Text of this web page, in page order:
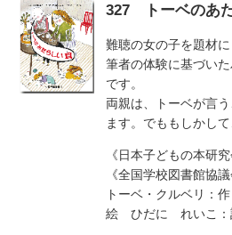
327 トーベのあ
難聴の女の子を題材
筆者の体験に基づい
です。
両親は、トーベが言
ます。でももしかし
《日本子どもの本研
《全国学校図書館協
トーベ・クルベリ：
絵 ひだに れいこ：